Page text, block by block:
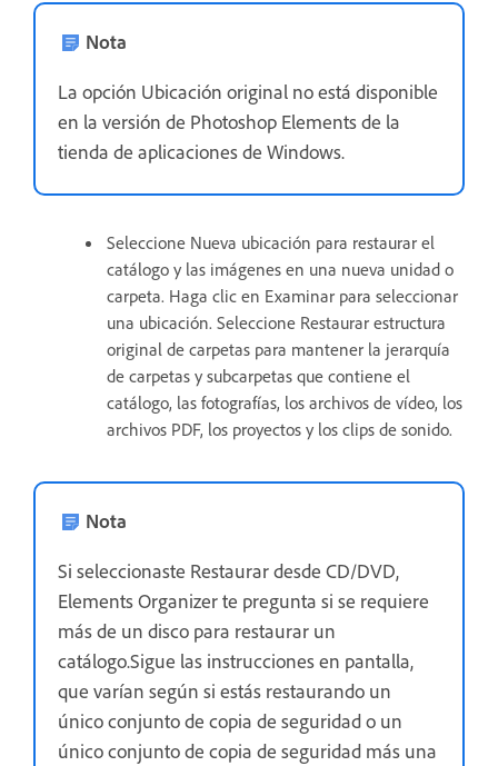
Nota
La opción Ubicación original no está disponible
en la versión de Photoshop Elements de la
tienda de aplicaciones de Windows.
Seleccione Nueva ubicación para restaurar el
catálogo y las imágenes en una nueva unidad o
carpeta. Haga clic en Examinar para seleccionar
una ubicación. Seleccione Restaurar estructura
original de carpetas para mantener la jerarquía
de carpetas y subcarpetas que contiene el
catálogo, las fotografías, los archivos de vídeo, los
archivos PDF, los proyectos y los clips de sonido.
Nota
Si seleccionaste Restaurar desde CD/DVD,
Elements Organizer te pregunta si se requiere
más de un disco para restaurar un
catálogo.Sigue las instrucciones en pantalla,
que varían según si estás restaurando un
único conjunto de copia de seguridad o un
único conjunto de copia de seguridad más una